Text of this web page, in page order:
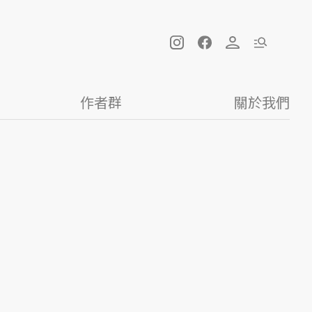
作者群 關於我們